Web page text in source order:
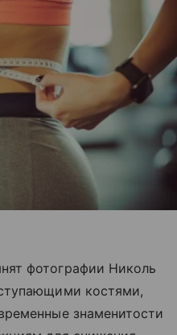
фотографии Николь
костями,
знаменитости